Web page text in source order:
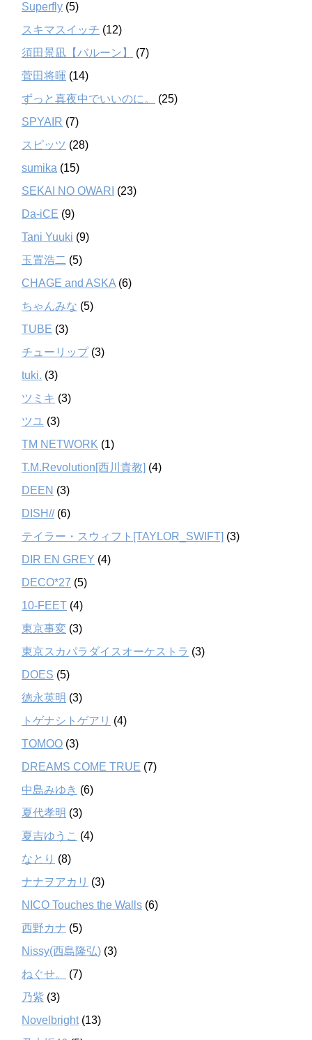
Superfly (5)
スキマスイッチ (12)
須田景凪【バルーン】
(7)
菅田将暉 (14)
ずっと真夜中でいいのに。
(25)
SPYAIR (7)
スピッツ (28)
sumika (15)
SEKAI NO OWARI (23)
Da-iCE (9)
Tani Yuuki (9)
玉置浩二 (5)
CHAGE and ASKA (6)
ちゃんみな (5)
TUBE (3)
チューリップ(3)
tuki. (3)
ツミキ (3)
ツユ (3)
TM NETWORK (1)
T.M.Revolution[西川貴教] (4)
DEEN (3)
DISH//(6)
テイラー・スウィフト[TAYLOR_SWIFT] (3)
DIR EN GREY (4)
DECO*27 (5)
10-FEET (4)
東京事変 (3)
東京スカパラダイスオーケストラ (3)
DOES (5)
徳永英明 (3)
トゲナシトゲアリ (4)
TOMOO (3)
DREAMS COME TRUE (7)
中島みゆき (6)
夏代孝明 (3)
夏吉ゆうこ (4)
なとり (8)
ナナヲアカリ (3)
NICO Touches the Walls (6)
西野カナ (5)
Nissy(西島隆弘) (3)
ねぐせ。
(7)
乃紫 (3)
Novelbright(13)